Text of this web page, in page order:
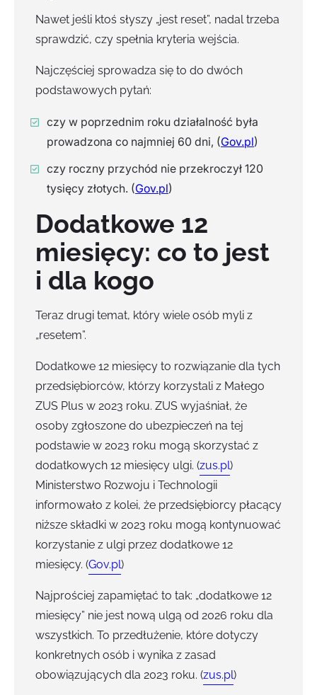
Nawet jeśli ktoś słyszy „jest reset”, nadal trzeba
sprawdzić, czy spełnia kryteria wejścia.
Najczęściej sprowadza się to do dwóch
podstawowych pytań:
czy w poprzednim roku działalność była
prowadzona co najmniej 60 dni, (Gov.pl)
czy roczny przychód nie przekroczył 120
tysięcy złotych. (Gov.pl)
Dodatkowe 12
miesięcy: co to jest
i dla kogo
Teraz drugi temat, który wiele osób myli z
„resetem”.
Dodatkowe 12 miesięcy to rozwiązanie dla tych
przedsiębiorców, którzy korzystali z Małego
ZUS Plus w 2023 roku. ZUS wyjaśniał, że
osoby zgłoszone do ubezpieczeń na tej
podstawie w 2023 roku mogą skorzystać z
dodatkowych 12 miesięcy ulgi. (zus.pl)
Ministerstwo Rozwoju i Technologii
informowało z kolei, że przedsiębiorcy płacący
niższe składki w 2023 roku mogą kontynuować
korzystanie z ulgi przez dodatkowe 12
miesięcy. (Gov.pl)
Najprościej zapamiętać to tak: „dodatkowe 12
miesięcy” nie jest nową ulgą od 2026 roku dla
wszystkich. To przedłużenie, które dotyczy
konkretnych osób i wynika z zasad
obowiązujących dla 2023 roku. (zus.pl)